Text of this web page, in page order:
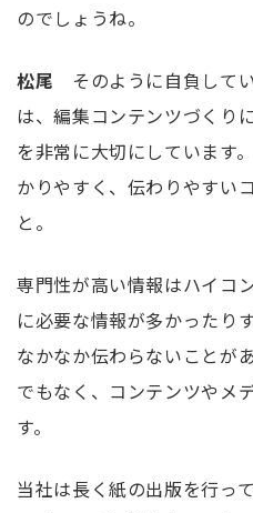
のでしょうね。
松尾 そのように自負して
は、編集コンテンツづくり
を非常に大切にしています
かりやすく、伝わりやすい
と。
専門性が高い情報はハイコ
に必要な情報が多かったり
なかなか伝わらないことが
でもなく、コンテンツやメ
す。
当社は長く紙の出版を行っ